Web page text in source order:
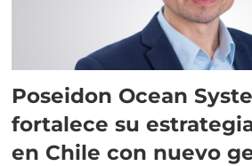
Poseidon Ocean
fortalece su
en Chile con nuevo